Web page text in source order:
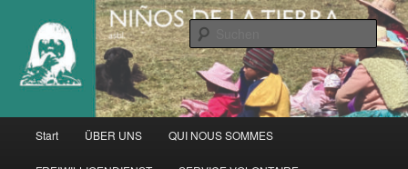
primären
Inhalt
springen
Start ÜBER UNS QUI NOUS SOMMES